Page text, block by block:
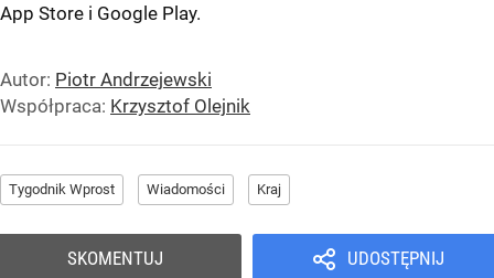
App Store i Google Play.
Autor: Piotr Andrzejewski
Współpraca: Krzysztof Olejnik
Tygodnik Wprost Wiadomości Kraj
UDOSTĘPNIJ
SKOMENTUJ